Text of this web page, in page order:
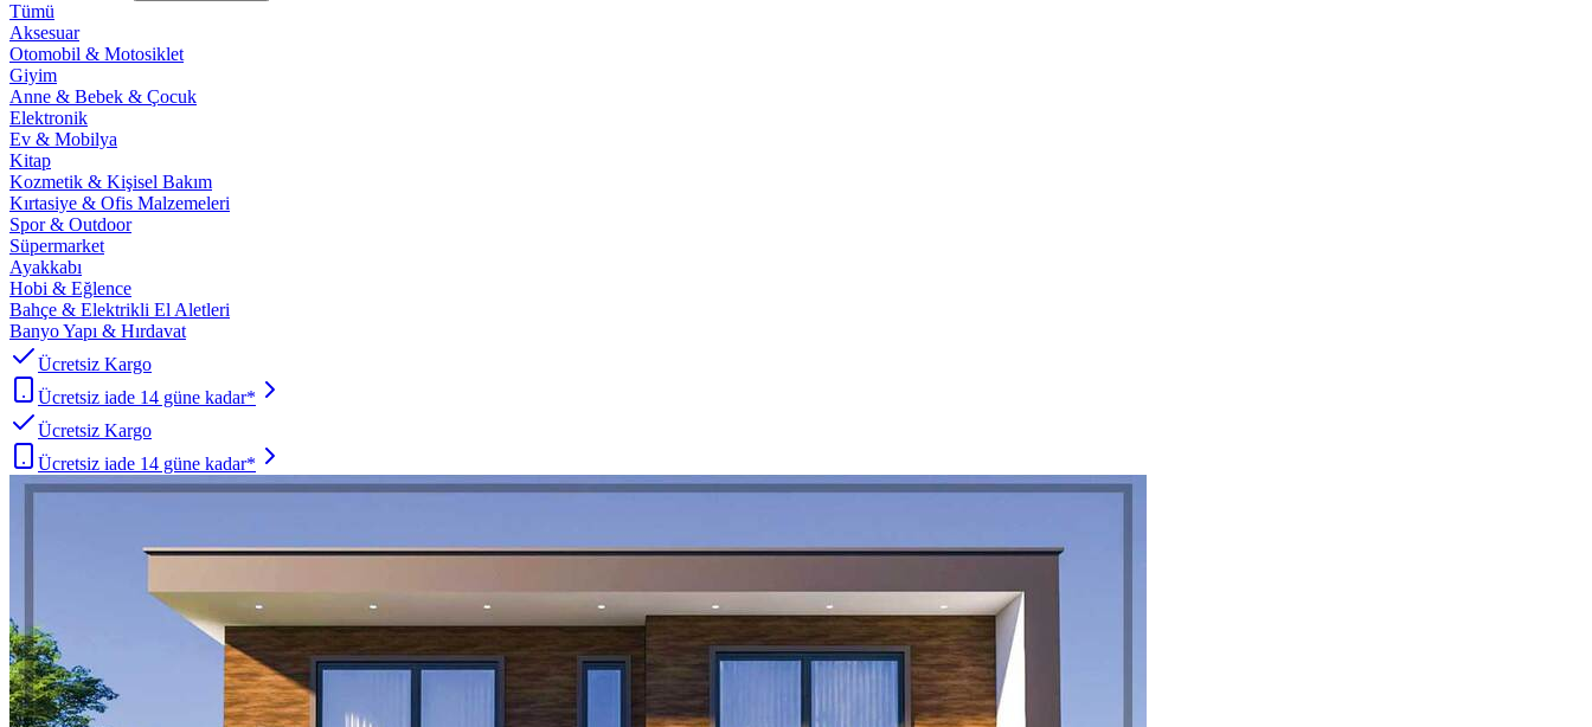
Tümü
Aksesuar
Otomobil & Motosiklet
Giyim
Anne & Bebek & Çocuk
Elektronik
Ev & Mobilya
Kitap
Kozmetik & Kişisel Bakım
Kırtasiye & Ofis Malzemeleri
Spor & Outdoor
Süpermarket
Ayakkabı
Hobi & Eğlence
Bahçe & Elektrikli El Aletleri
Banyo Yapı & Hırdavat
Ücretsiz Kargo
Ücretsiz iade 14 güne kadar*
Ücretsiz Kargo
Ücretsiz iade 14 güne kadar*